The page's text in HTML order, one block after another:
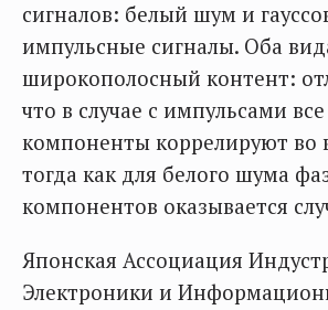
сигналов: белый шум и
импульсные сигналы. Оба
широкополосный контент:
что в случае с импульсами
компоненты коррелируют во
тогда как для белого шума
компонентов оказывается
Японская Ассоциация
Электроники и